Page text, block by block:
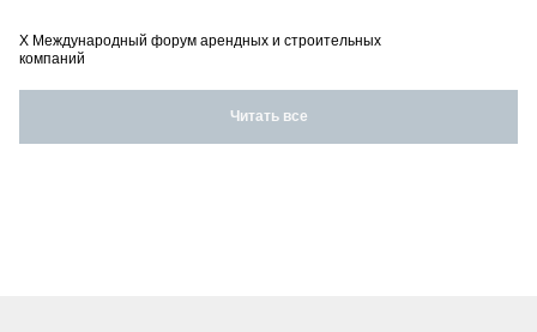
X Международный форум арендных и строительных
компаний
Читать все